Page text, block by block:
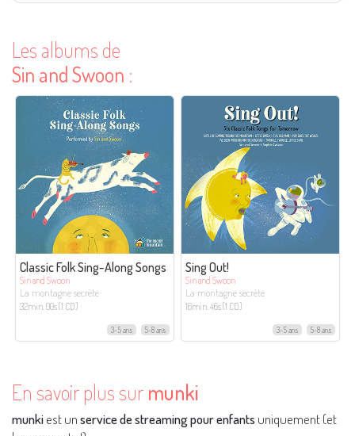
Les albums de
Sin and Swoon :
Classic Folk Sing-Along Songs
Sin and Swoon
La montagne secrète
32min. 00s (1 CD)
3-5 ans 5-8 ans
Sing Out!
Sin and Swoon
La montagne secrète
16min. 46s (1 CD)
3-5 ans 5-8 ans
En savoir plus sur munki
munkiest unservice de streaming pour enfants uniquement (et